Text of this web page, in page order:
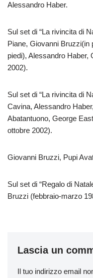
Alessandro Haber.
Sul set di “La rivincita di
Piane, Giovanni Bruzzi(in
piedi), Alessandro
2002).
Sul set di “La rivincita di
Cavina, Alessandro
Abatantuono, George
ottobre 2002).
Giovanni Bruzzi, Pupi
Sul set di “Regalo di
Bruzzi (febbraio-marzo
Lascia un
Il tuo indirizzo email